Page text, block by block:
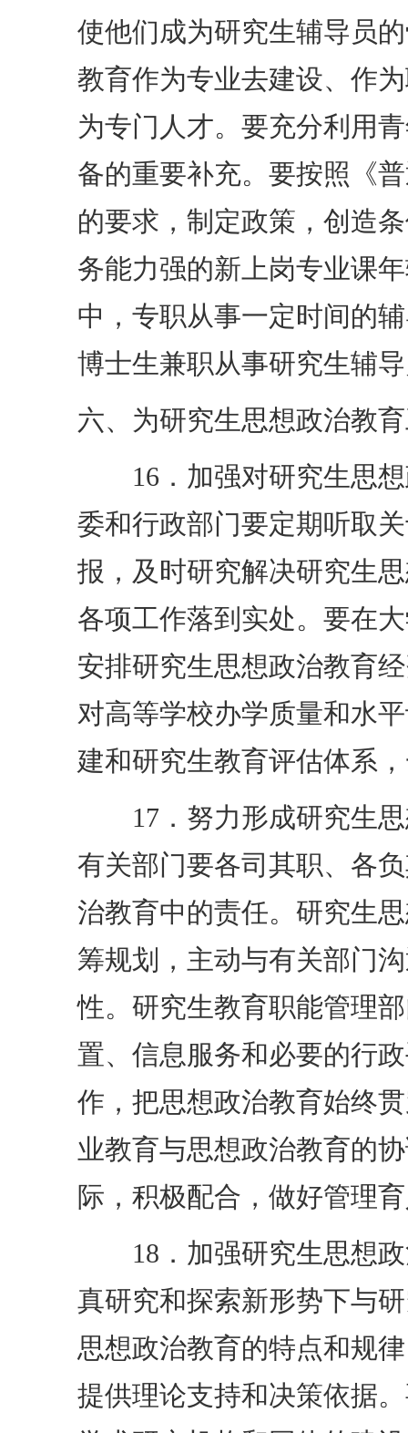
使他们成为研究生辅导员
教育作为专业去建设、作
为专门人才。要充分利用
备的重要补充。要按照《
的要求，制定政策，创造
务能力强的新上岗专业课
中，专职从事一定时间的
博士生兼职从事研究生辅
六、为研究生思想政治教
16．加强对研究生思想
委和行政部门要定期听取
报，及时研究解决研究生
各项工作落到实处。要在
安排研究生思想政治教育
对高等学校办学质量和水
建和研究生教育评估体系
17．努力形成研究生思
有关部门要各司其职、各
治教育中的责任。研究生
筹规划，主动与有关部门
性。研究生教育职能管理
置、信息服务和必要的行
作，把思想政治教育始终
业教育与思想政治教育的
际，积极配合，做好管理
18．加强研究生思想政
真研究和探索新形势下与
思想政治教育的特点和规
提供理论支持和决策依据